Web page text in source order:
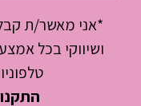
*אני מאשר/ת
ושיווקי בכל